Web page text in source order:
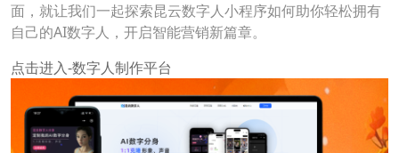
面，就让我们一起探索昆云数字人小程序如何助你轻松拥有
自己的AI数字人，开启智能营销新篇章。
点击进入-数字人制作平台